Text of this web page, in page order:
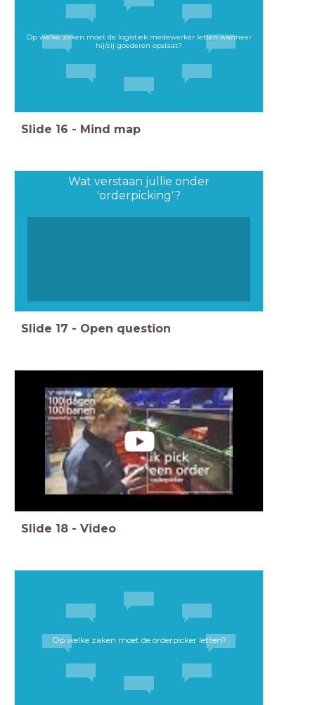
Op welke zaken moet de logistiek medewerker letten wanneer
hij/zij goederen opslaat?
Slide 16 - Mind map
Wat verstaan jullie onder
'orderpicking'?
Slide 17 - Open question
Slide 18 - Video
Op welke zaken moet de orderpicker letten?